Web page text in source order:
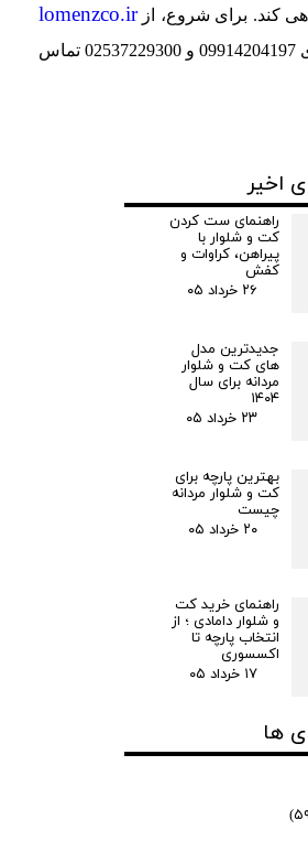
کند. برای شروع، ازlomenzco.ir
دیدن کنید یا با شماره‌های 09914204197 و 02537229300 تماس
اخیر
راهنمای ست کردن
کت و شلوار با
پیراهن، کراوات و
کفش
۲۶ خرداد ۰۵
جدیدترین مدل‌
های کت و شلوار
مردانه برای سال
۱۴۰۴
۲۳ خرداد ۰۵
بهترین پارچه برای
کت و شلوار مردانه
چیست
۲۰ خرداد ۰۵
راهنمای خرید کت
و شلوار دامادی ؛ از
انتخاب پارچه تا
اکسسوری
۱۷ خرداد ۰۵
ها